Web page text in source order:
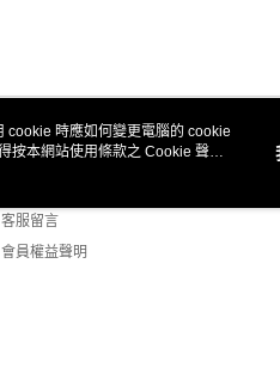
客服資訊
客服留言
會員權益聲明
cookie 時應如何變更電腦的 cookie
按本網站使用條款之 Cookie 聲明